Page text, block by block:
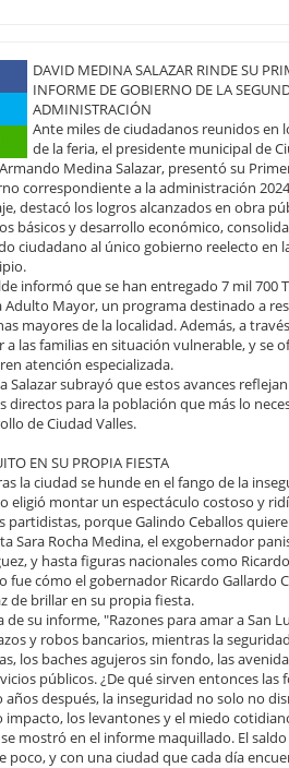
DAVID MEDINA SALAZAR RINDE SU
INFORME DE GOBIERNO DE LA
ADMINISTRACIÓN
Ante miles de ciudadanos reunidos en
de la feria, el presidente municipal de
Medina Salazar, presentó su
correspondiente a la administración
destacó los logros alcanzados en obra
básicos y desarrollo económico,
ciudadano al único gobierno reelecto en
informó que se han entregado 7 mil 700
Adulto Mayor, un programa destinado a
mayores de la localidad. Además, a
a las familias en situación vulnerable, y se
atención especializada.
Salazar subrayó que estos avances
directos para la población que más lo
de Ciudad Valles.
EN SU PROPIA FIESTA
la ciudad se hunde en el fango de la
eligió montar un espectáculo costoso y
partidistas, porque Galindo Ceballos
Sara Rocha Medina, el exgobernador
y hasta figuras nacionales como
fue cómo el gobernador Ricardo Gallardo
de brillar en su propia fiesta.
de su informe, "Razones para amar a San
y robos bancarios, mientras la
los baches agujeros sin fondo, las
públicos. ¿De qué sirven entonces
años después, la inseguridad no solo no
impacto, los levantones y el miedo
mostró en el informe maquillado. El
poco, y con una ciudad que cada día